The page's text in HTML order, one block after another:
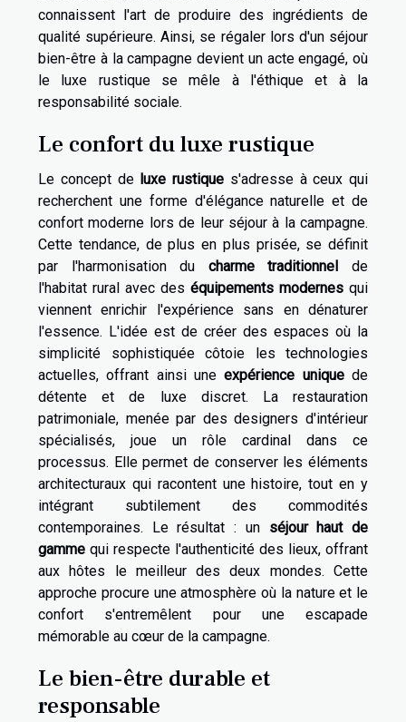
connaissent l'art de produire des ingrédients de
qualité supérieure. Ainsi, se régaler lors d'un séjour
bien-être à la campagne devient un acte engagé, où
le luxe rustique se mêle à l'éthique et à la
responsabilité sociale.
Le confort du luxe rustique
Le concept de luxe rustique s'adresse à ceux qui
recherchent une forme d'élégance naturelle et de
confort moderne lors de leur séjour à la campagne.
Cette tendance, de plus en plus prisée, se définit
par l'harmonisation du charme traditionnel de
l'habitat rural avec des équipements modernes qui
viennent enrichir l'expérience sans en dénaturer
l'essence. L'idée est de créer des espaces où la
simplicité sophistiquée côtoie les technologies
actuelles, offrant ainsi uneexpérience uniquede
détente et de luxe discret. La restauration
patrimoniale, menée par des designers d'intérieur
spécialisés, joue un rôle cardinal dans ce
processus. Elle permet de conserver les éléments
architecturaux qui racontent une histoire, tout en y
intégrant subtilement des commodités
contemporaines. Le résultat : un séjour haut de
gamme qui respecte l'authenticité des lieux, offrant
aux hôtes le meilleur des deux mondes. Cette
approche procure une atmosphère où la nature et le
confort s'entremêlent pour une escapade
mémorable au cœur de la campagne.
Le bien-être durable et
responsable